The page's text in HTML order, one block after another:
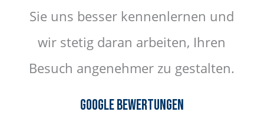
Sie uns besser kennenlernen und
wir stetig daran arbeiten, Ihren
Besuch angenehmer zu gestalten.
GOOGLE BEWERTUNGEN